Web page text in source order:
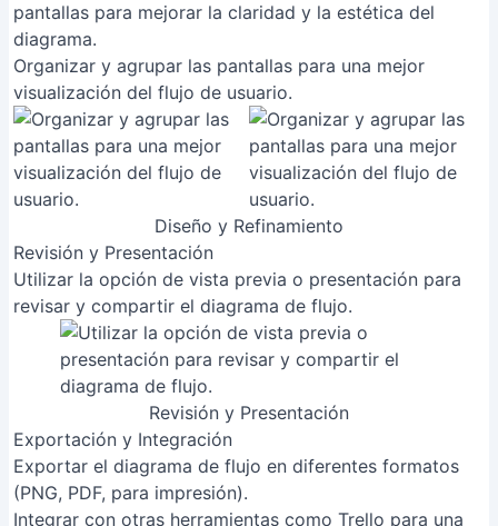
pantallas para mejorar la claridad y la estética del
diagrama.
Organizar y agrupar las pantallas para una mejor
visualización del flujo de usuario.
Diseño y Refinamiento
Revisión y Presentación
Utilizar la opción de vista previa o presentación para
revisar y compartir el diagrama de flujo.
Revisión y Presentación
Exportación y Integración
Exportar el diagrama de flujo en diferentes formatos
(PNG, PDF, para impresión).
Integrar con otras herramientas como Trello para una